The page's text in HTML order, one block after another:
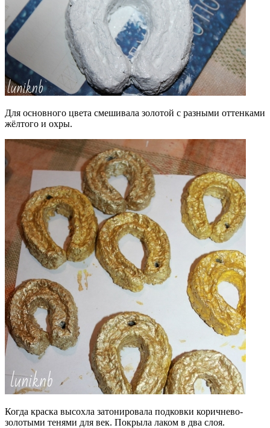
Для основного цвета смешивала золотой с разными оттенками
жёлтого и охры.
Когда краска высохла затонировала подковки коричнево-
золотыми тенями для век. Покрыла лаком в два слоя.